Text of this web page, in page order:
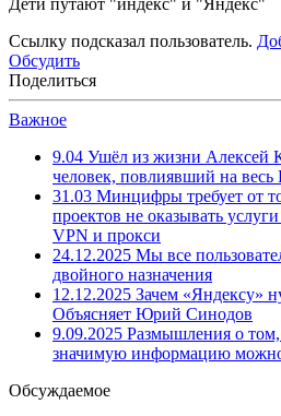
Ссылку подсказал пользователь.
Обсудить
Поделиться
Важное
9.04 Ушёл из жизни Алексей
человек, повлиявший на весь
31.03 Минцифры требует от
проектов не оказывать
VPN и прокси
24.12.2025 Мы все
двойного назначения
12.12.2025 Зачем «Яндексу»
Объясняет Юрий Синодов
9.09.2025 Размышления о
значимую информацию
Обсуждаемое